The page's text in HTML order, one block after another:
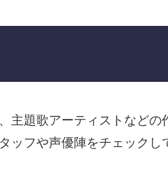
主題歌アーティストなど
ッフや声優陣をチェックし